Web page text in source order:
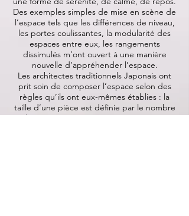
Des exemples simples de mise en scène de
l’espace tels que les différences de niveau,
les portes coulissantes, la modularité des
espaces entre eux, les rangements
dissimulés m’ont ouvert à une manière
nouvelle d’appréhender l’espace.
Les architectes traditionnels Japonais ont
prit soin de composer l’espace selon des
règles qu’ils ont eux-mêmes établies : la
taille d’une pièce est définie par le nombre
de tatamis (pièce à 3 tatamis, pièce à 4